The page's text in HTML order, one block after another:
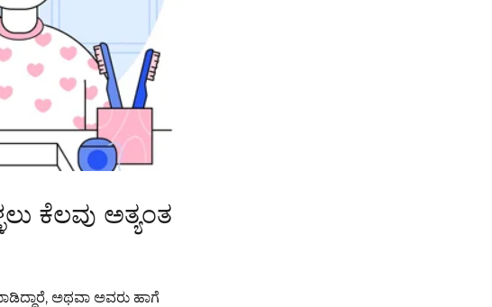
ಕೆಲವು ಅತ್ಯಂತ
ಅಥವಾ ಅವರು ಹಾಗೆ